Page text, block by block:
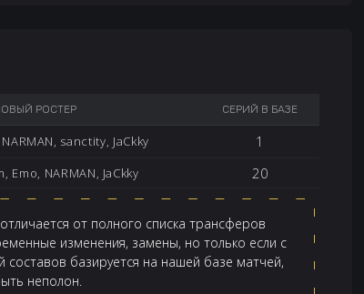
РОСТЕР СЕРИЙ В БАЗЕ
sanctity, JaCkky
1
Emo, NARMAN, JaCkky 20
от полного списка трансферов
изменения, замены, но только если с
базируется на нашей базе матчей,
неполон.